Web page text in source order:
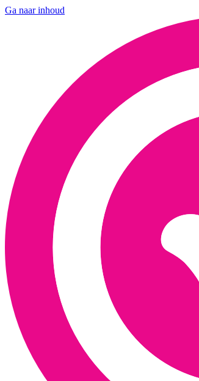
Ga naar inhoud